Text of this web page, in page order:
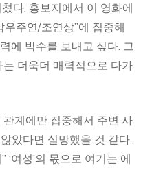
다. 홍보지에서 이 영화에
주연/조연상”에 집중해
에 박수를 보내고 싶다. 그
더욱더 매력적으로 다가
계에만 집중해서 주변 사
았다면 실망했을 것 같다.
‘여성’의 몫으로 여기는 에